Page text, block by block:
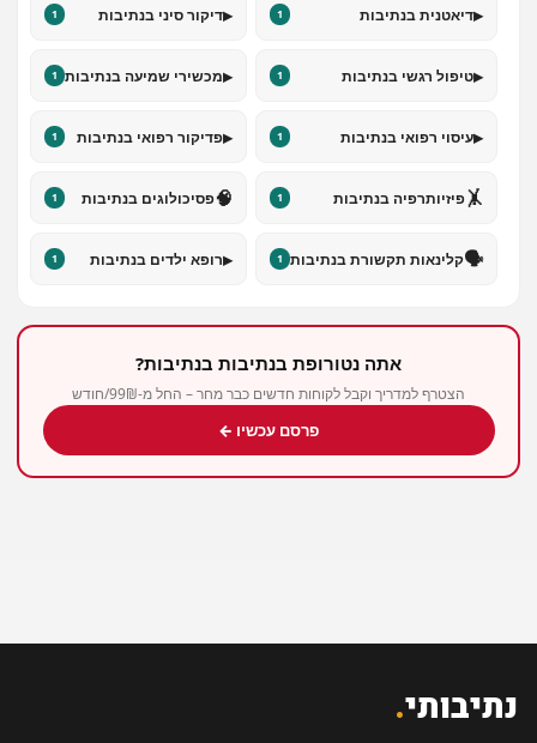
▸דיאטנית בנתיבות 1
▸דיקור סיני בנתיבות 1
▸טיפול רגשי בנתיבות 1
▸מכשירי שמיעה בנתיבות 1
▸עיסוי רפואי בנתיבות 1
▸פדיקור רפואי בנתיבות 1
🤸פיזיותרפיה בנתיבות 1
🧠פסיכולוגים בנתיבות 1
🗣️קלינאות תקשורת בנתיבות 1
▸רופא ילדים בנתיבות 1
אתה נטורופת בנתיבות בנתיבות?
הצטרף למדריך וקבל לקוחות חדשים כבר מחר – החל מ-99₪/חודש
פרסם עכשיו ←
נתיבותי.